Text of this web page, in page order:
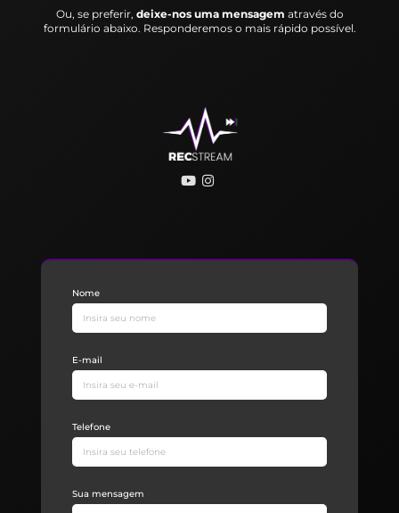
Ou, se preferir, deixe-nos uma mensagem através do
formulário abaixo. Responderemos o mais rápido possível.
Nome
E-mail
Telefone
Sua mensagem